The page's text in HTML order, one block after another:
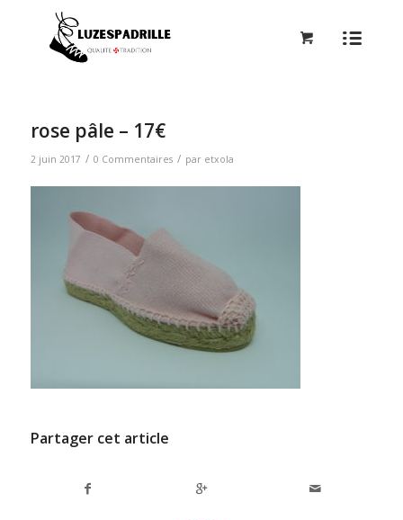
rose pâle – 17€
2 juin 2017 / 0 Commentaires / par etxola
Partager cet article